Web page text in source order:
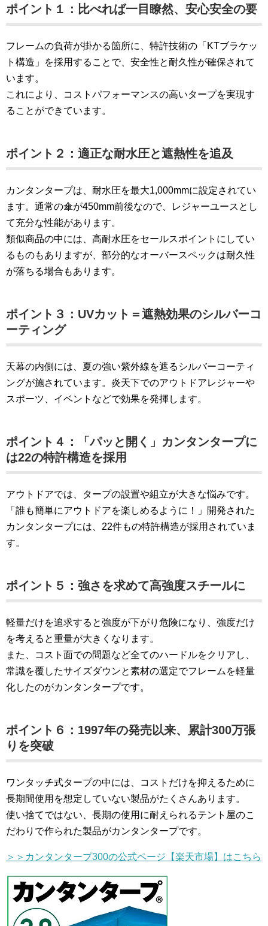
ポイント１：比べれば一目瞭然、安心安全の要
フレームの負荷が掛かる箇所に、特許技術の「KTブラケッ
ト構造」を採用することで、安全性と耐久性が確保されて
います。
これにより、コストパフォーマンスの高いタープを実現す
ることができています。
ポイント２：適正な耐水圧と遮熱性を追及
カンタンタープは、耐水圧を最大1,000mmに設定されてい
ます。通常の傘が450mm前後なので、レジャーユースとし
て充分な性能があります。
類似商品の中には、高耐水圧をセールスポイントにしてい
るものもありますが、部分的なオーバースペックは耐久性
が落ちる場合もあります。
ポイント３：UVカット＝遮熱効果のシルバーコ
ーティング
天幕の内側には、夏の強い紫外線を遮るシルバーコーティ
ングが施されています。炎天下でのアウトドアレジャーや
スポーツ、イベントなどで効果を発揮します。
ポイント４：「パッと開く」カンタンタープに
は22の特許構造を採用
アウトドアでは、タープの設置や組立が大きな悩みです。
「誰も簡単にアウトドアを楽しめるように！」開発された
カンタンタープには、22件もの特許構造が採用されていま
す。
ポイント５：強さを求めて高強度スチールに
軽量だけを追求すると強度が下がり危険になり、強度だけ
を考えると重量が大きくなります。
また、コスト面での問題など全てのハードルをクリアし、
常識を覆したサイズダウンと素材の選定でフレームを軽量
化したのがカンタンタープです。
ポイント６：1997年の発売以来、累計300万張
りを突破
ワンタッチ式タープの中には、コストだけを抑えるために
長期間使用を想定していない製品がたくさんあります。
使い捨てではない、長期の使用に耐えられるテント屋のこ
だわりで作られた製品がカンタンタープです。
＞＞カンタンタープ300の公式ページ【楽天市場】はこちら